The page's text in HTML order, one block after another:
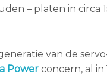
– platen in circa
van de
Powerconcern, al in